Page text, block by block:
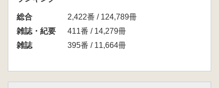
総合
2,422番 / 124,789冊
雑誌・紀要
411番 / 14,279冊
雑誌
395番 / 11,664冊